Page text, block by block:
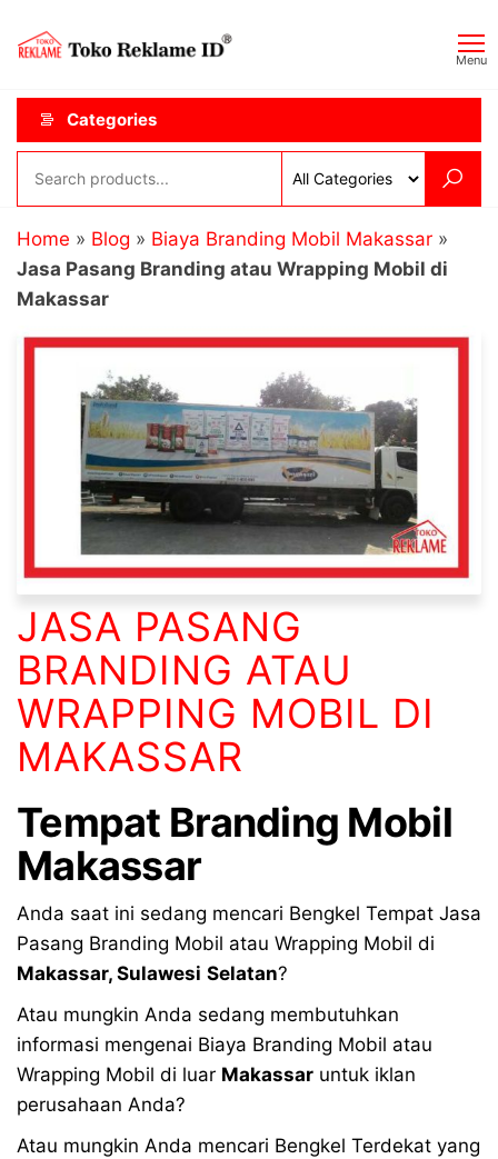
content
ID
Menu
Categories
Home » Blog » Biaya Branding Mobil Makassar »
Jasa Pasang Branding atau Wrapping Mobil di
Makassar
JASA PASANG
BRANDING ATAU
WRAPPING MOBIL DI
MAKASSAR
Tempat Branding Mobil
Makassar
Anda saat ini sedang mencari Bengkel Tempat Jasa
Pasang Branding Mobil atau Wrapping Mobil di
Makassar, Sulawesi Selatan?
Atau mungkin Anda sedang membutuhkan
informasi mengenai Biaya Branding Mobil atau
Wrapping Mobil di luar Makassar untuk iklan
perusahaan Anda?
Atau mungkin Anda mencari Bengkel Terdekat yang